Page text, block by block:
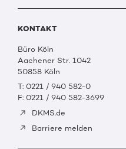
KONTAKT
Büro Köln
Aachener Str. 1042
50858 Köln
T: 0221 / 940 582-0
F: 0221 / 940 582-3699
DKMS.de
Barriere melden